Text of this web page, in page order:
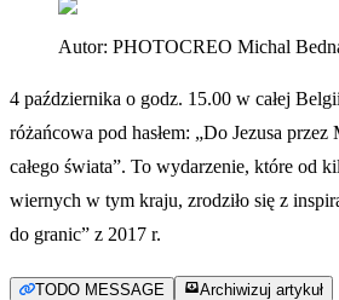
Autor: PHOTOCREO Michal
4 października o godz. 15.00 w całej
różańcowa pod hasłem: „Do Jezusa
całego świata”. To wydarzenie, które od
wiernych w tym kraju, zrodziło się z
do granic” z 2017 r.
TODO MESSAGE Archiwizuj artykuł